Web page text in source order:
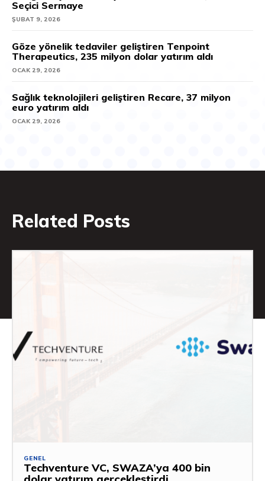
Seçici Sermaye
ŞUBAT 9, 2026
Göze yönelik tedaviler geliştiren Tenpoint
Therapeutics, 235 milyon dolar yatırım aldı
OCAK 29, 2026
Sağlık teknolojileri geliştiren Recare, 37 milyon
euro yatırım aldı
OCAK 29, 2026
Related Posts
GENEL
Techventure VC, SWAZA’ya 400 bin